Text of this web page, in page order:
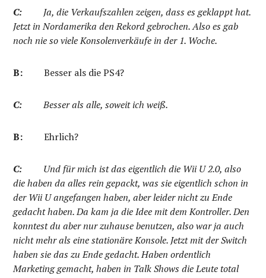
C:
Ja, die Verkaufszahlen zeigen, dass es geklappt hat.
Jetzt in Nordamerika den Rekord gebrochen. Also es gab
noch nie so viele Konsolenverkäufe in der 1. Woche.
B: Besser als die PS4?
C: Besser als alle, soweit ich weiß.
B: Ehrlich?
C:
Und für mich ist das eigentlich die Wii U 2.0, also
die haben da alles rein gepackt, was sie eigentlich schon in
der Wii U angefangen haben, aber leider nicht zu Ende
gedacht haben. Da kam ja die Idee mit dem Kontroller. Den
konntest du aber nur zuhause benutzen, also war ja auch
nicht mehr als eine stationäre Konsole. Jetzt mit der Switch
haben sie das zu Ende gedacht. Haben ordentlich
Marketing gemacht, haben in Talk Shows die Leute total